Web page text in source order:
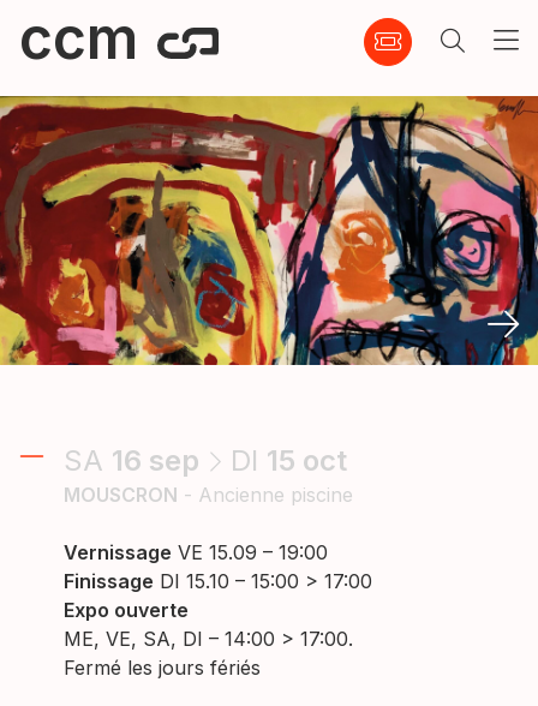
ccm
SA 16 sep DI 15 oct
MOUSCRON - Ancienne piscine
Vernissage VE 15.09 – 19:00
Finissage DI 15.10 – 15:00 > 17:00
Expo ouverte
ME, VE, SA, DI – 14:00 > 17:00.
Fermé les jours fériés